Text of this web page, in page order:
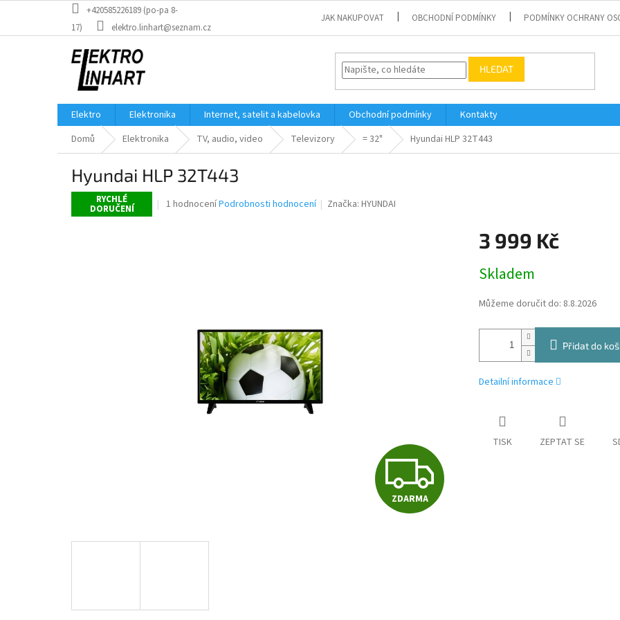
obsah
+420585226189 (po-pa 8-
17)
elektro.linhart@seznam.cz
JAK NAKUPOVAT OBCHODNÍ PODMÍNKY PODMÍNKY OCHRANY
HLEDAT
Elektro Elektronika Internet, satelit a kabelovka Obchodní podmínky
Kontakty
Domů
Elektronika TV, audio, video Televizory = 32" Hyundai HLP 32T443
Hyundai HLP 32T443
RYCHLÉ
DORUČENÍ
Průměrné
1 hodnoceníPodrobnosti hodnocení Značka:HYUNDAI
Z
D
ZDARMA
3 999 Kč
cena:
Skladem
Můžeme doručit do: 8.8.2026
Přidat do
Detailní informace
TISK ZEPTAT SE